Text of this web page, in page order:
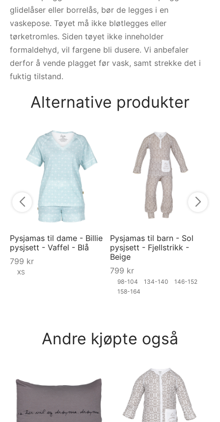
glidelåser eller borrelås, bør de legges i en
vaskepose. Tøyet må ikke bløtlegges eller
tørketromles. Siden tøyet ikke inneholder
formaldehyd, vil fargene bli dusere. Vi anbefaler
derfor å vende plagget før vask, samt strekke det i
fuktig tilstand.
Alternative produkter
Pysjamas til dame - Billie
pysjsett - Vaffel - Blå
799 kr
XS
Pysjamas til barn - Sol
pysjsett - Fjellstrikk -
Beige
799 kr
98-104 134-140
146-152
158-164
Andre kjøpte også